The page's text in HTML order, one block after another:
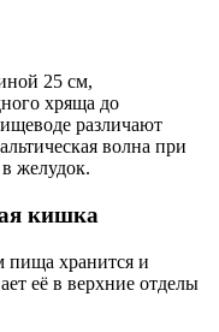
25 см,
хряща до
различают
волна при
желудок.
кишка
пища хранится и
её в верхние отделы